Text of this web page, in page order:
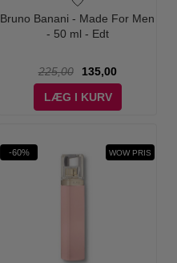
Bruno Banani - Made For Men
- 50 ml - Edt
225,00
135,00
LÆG I KURV
-60% WOW PRIS